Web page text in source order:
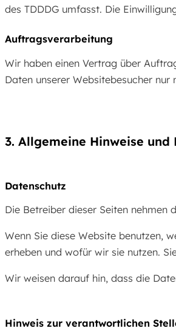
des TDDDG umfasst. Die
Auftragsverarbeitung
Wir haben einen Vertrag über
Daten unserer Websitebesucher
3. Allgemeine Hinweise
Datenschutz
Die Betreiber dieser Seiten nehmen
Wenn Sie diese Website benutzen,
erheben und wofür wir sie nutzen.
Wir weisen darauf hin, dass die
Hinweis zur verantwortlichen